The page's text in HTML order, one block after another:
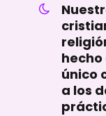
único
a los